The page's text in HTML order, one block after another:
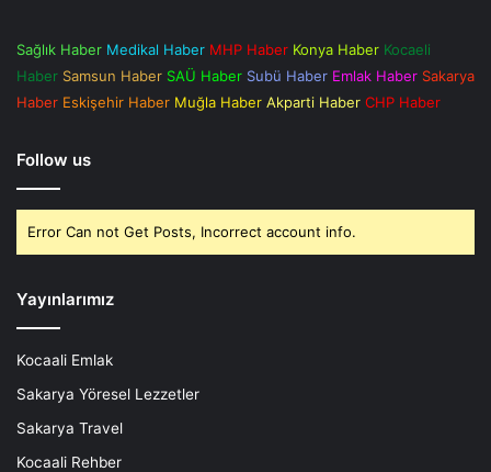
Sağlık Haber Medikal Haber MHP Haber Konya Haber Kocaeli
Haber Samsun Haber SAÜ Haber Subü Haber Emlak Haber Sakarya
Haber Eskişehir Haber Muğla Haber Akparti Haber CHP Haber
Follow us
Error Can not Get Posts, Incorrect account info.
Yayınlarımız
Kocaali Emlak
Sakarya Yöresel Lezzetler
Sakarya Travel
Kocaali Rehber